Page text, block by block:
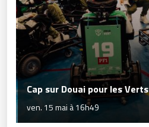
Cap sur Douai pour les Verts
ven. 15 mai à 16h49